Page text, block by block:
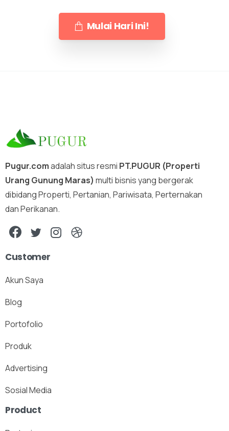
Mulai Hari Ini!
Pugur.comadalah situs resmi PT.PUGUR (Properti
Urang Gunung Maras) multi bisnis yang bergerak
dibidang Properti, Pertanian, Pariwisata, Perternakan
dan Perikanan.
Customer
Akun Saya
Blog
Portofolio
Produk
Advertising
Sosial Media
Product